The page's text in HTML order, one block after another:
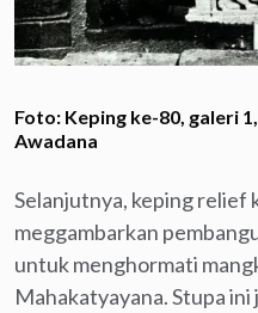
Foto: Keping ke-80, galeri
Awadana
Selanjutnya, keping relief
meggambarkan
untuk menghormati
Mahakatyayana. Stupa